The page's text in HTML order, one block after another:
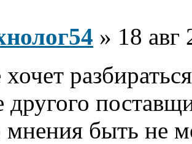
» 18 авг
другого
мнения быть не